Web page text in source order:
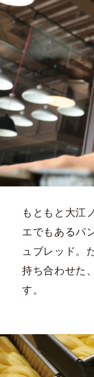
もともと大江
エでもあるパ
ュブレッド。
持ち合わせた
す。